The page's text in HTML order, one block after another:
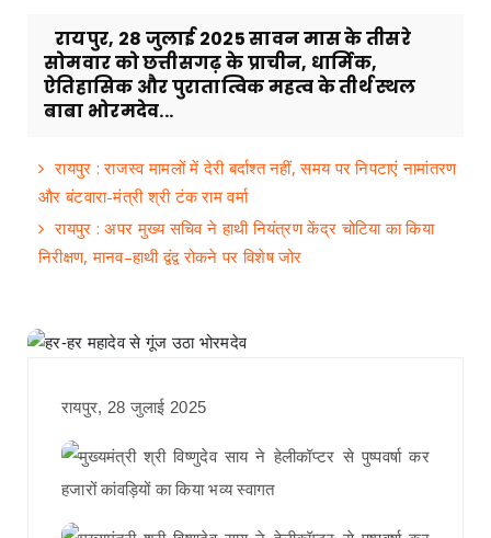
रायपुर, 28 जुलाई 2025 सावन मास के तीसरे
सोमवार को छत्तीसगढ़ के प्राचीन, धार्मिक,
ऐतिहासिक और पुरातात्विक महत्व के तीर्थ स्थल
बाबा भोरमदेव...
रायपुर : राजस्व मामलों में देरी बर्दाश्त नहीं, समय पर निपटाएं नामांतरण
और बंटवारा-मंत्री श्री टंक राम वर्मा
रायपुर : अपर मुख्य सचिव ने हाथी नियंत्रण केंद्र चोटिया का किया
निरीक्षण, मानव–हाथी द्वंद्व रोकने पर विशेष जोर
रायपुर, 28 जुलाई 2025